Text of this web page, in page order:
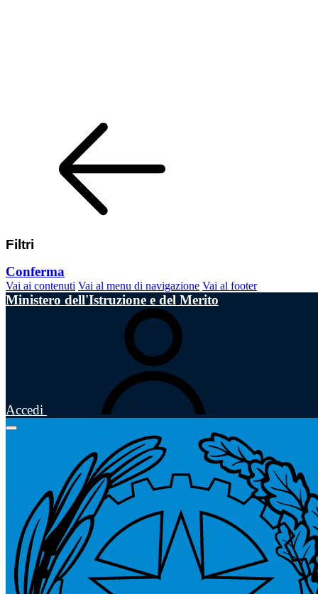
Filtri
Conferma
Vai ai contenuti Vai al menu di navigazione Vai al footer
Ministero dell'Istruzione e del Merito
Accedi